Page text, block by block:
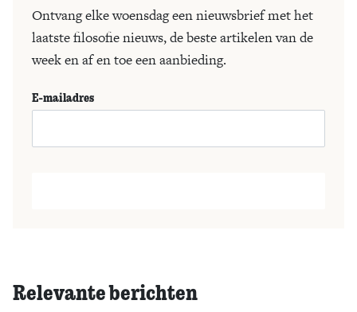
Ontvang elke woensdag een nieuwsbrief met het
laatste filosofie nieuws, de beste artikelen van de
week en af en toe een aanbieding.
E-mailadres
Relevante berichten